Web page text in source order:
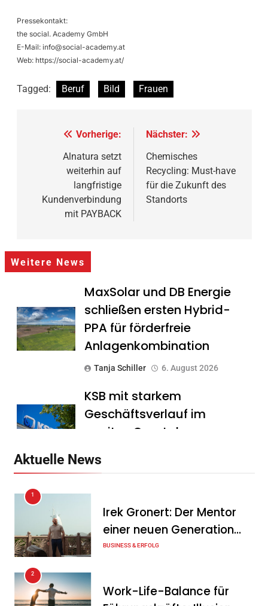
Pressekontakt:
the social. Academy GmbH
E-Mail: info@social-academy.at
Web: https://social-academy.at/
Tagged: Beruf Bild Frauen
Beitragsnavigation
Vorherige:
Alnatura setzt
weiterhin auf
langfristige
Kundenverbindung
mit PAYBACK
Nächster:
Chemisches
Recycling: Must-have
für die Zukunft des
Standorts
Weitere News
MaxSolar und DB Energie
schließen ersten Hybrid-
PPA für förderfreie
Anlagenkombination
Tanja Schiller 6. August 2026
KSB mit starkem
Geschäftsverlauf im
zweiten Quartal
zum wichtigsten Baustein
der Energiewende werden
Ohne Daten keine
Aktuelle News
1
Irek Gronert: Der Mentor
einer neuen Generation
von Unternehmern
BUSINESS & ERFOLG
2
Work-Life-Balance für